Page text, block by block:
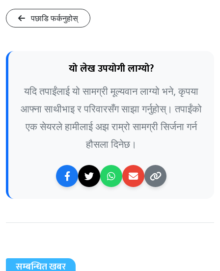
पछाडि फर्कनुहोस्
यो लेख उपयोगी लाग्यो?
यदि तपाईंलाई यो सामग्री मूल्यवान लाग्यो भने, कृपया
आफ्ना साथीभाइ र परिवारसँग साझा गर्नुहोस्। तपाईंको
एक सेयरले हामीलाई अझ राम्रो सामग्री सिर्जना गर्न
हौसला दिनेछ।
सम्बन्धित खबर